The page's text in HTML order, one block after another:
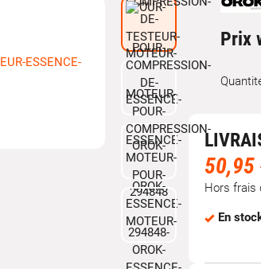
Marque
Prix
50,95
Hors frais
En